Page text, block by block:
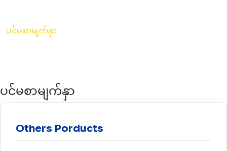
ပင်မစာမျက်နှာ
ပင်မစာမျက်နှာ
Others Porducts